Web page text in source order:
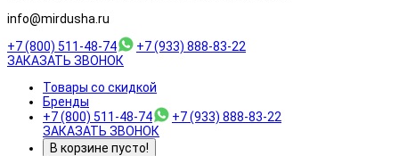
info@mirdusha.ru
+7 (800) 511-48-74
+7 (933) 888-83-22
ЗАКАЗАТЬ ЗВОНОК
Товары со скидкой
Бренды
+7 (800) 511-48-74
+7 (933) 888-83-22
ЗАКАЗАТЬ ЗВОНОК
В корзине пусто!